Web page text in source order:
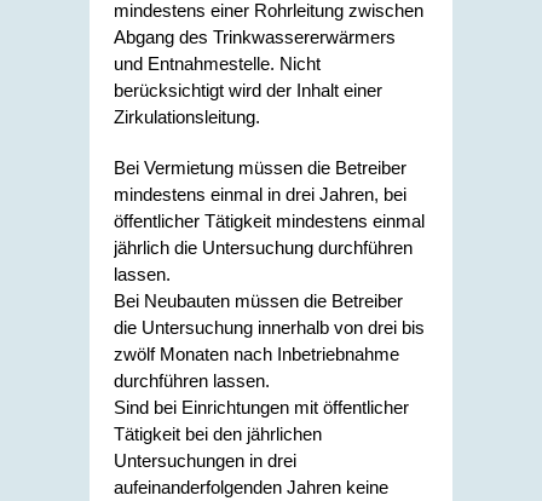
mindestens einer Rohrleitung zwischen
Abgang des Trinkwassererwärmers
und Entnahmestelle. Nicht
berücksichtigt wird der Inhalt einer
Zirkulationsleitung.
Bei Vermietung müssen die Betreiber
mindestens einmal in drei Jahren, bei
öffentlicher Tätigkeit mindestens einmal
jährlich die Untersuchung durchführen
lassen.
Bei Neubauten müssen die Betreiber
die Untersuchung innerhalb von drei bis
zwölf Monaten nach Inbetriebnahme
durchführen lassen.
Sind bei Einrichtungen mit öffentlicher
Tätigkeit bei den jährlichen
Untersuchungen in drei
aufeinanderfolgenden Jahren keine